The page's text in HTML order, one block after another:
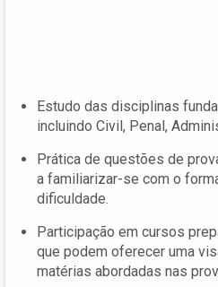
Estudo das disciplinas
incluindo Civil, Penal,
Prática de questões de
a familiarizar-se com o
dificuldade.
Participação em cursos
que podem oferecer uma
matérias abordadas nas